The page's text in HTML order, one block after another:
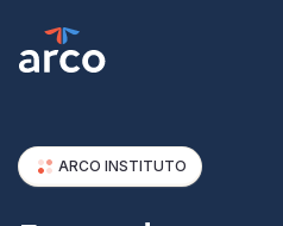
ARCO INSTITUTO